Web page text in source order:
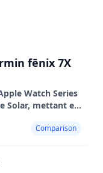
fēnix 7X
Watch Series
Solar, mettant en
Comparison